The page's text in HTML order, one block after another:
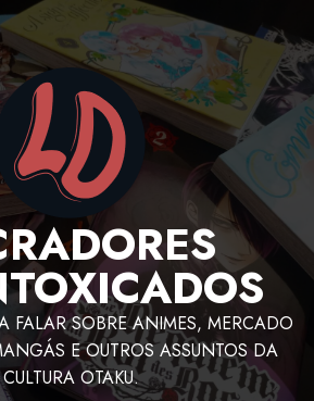
FALAR SOBRE ANIMES, MERCADO
E OUTROS ASSUNTOS DA
CULTURA OTAKU.